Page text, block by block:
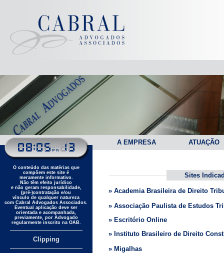
A EMPRESA ATUAÇÃO
O conteúdo das matérias que
compõem este site é
meramente informativo.
Não têm efeito jurídico
e não geram responsabilidade,
(pré-)contratação e/ou
vínculo de qualquer natureza
com Cabral Advogados Associados.
Eventual aplicação deve ser
orientada e acompanhada,
previamente, por Advogado
regularmente inscrito na OAB.
Clipping
Sites
» Academia Brasileira de Direito
» Associação Paulista de Estudos
» Escritório Online
» Instituto Brasileiro de Direito
» Migalhas